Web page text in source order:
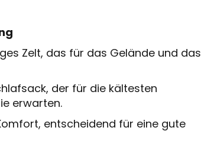
Zelt, das für das Gelände und das
der für die kältesten
erwarten.
entscheidend für eine gute